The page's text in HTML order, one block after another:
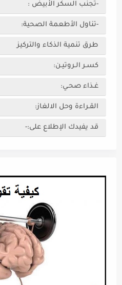
-تجنب السكر الأبيض :
-تناول الأطعمة الصحية:
طرق تنمية الذكاء والتركيز
كسـر الـروتيـن:
غـذاء صحـي:
القـراءة وحل الالغاز:
قد يفيدك الإطلاع على:-